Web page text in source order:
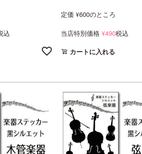
込
定価 ¥600のところ
当店特別価格 ¥490税込
カートに入れる